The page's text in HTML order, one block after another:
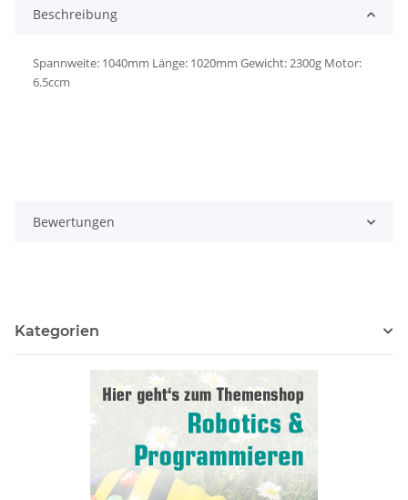
Beschreibung
Spannweite: 1040mm Länge: 1020mm Gewicht: 2300g Motor:
6.5ccm
Bewertungen
Kategorien